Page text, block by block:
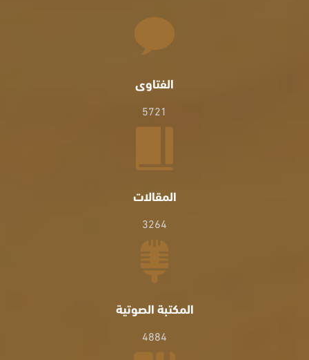
الفتاوى
5721
المقالات
3264
المكتبة الصوتية
4884